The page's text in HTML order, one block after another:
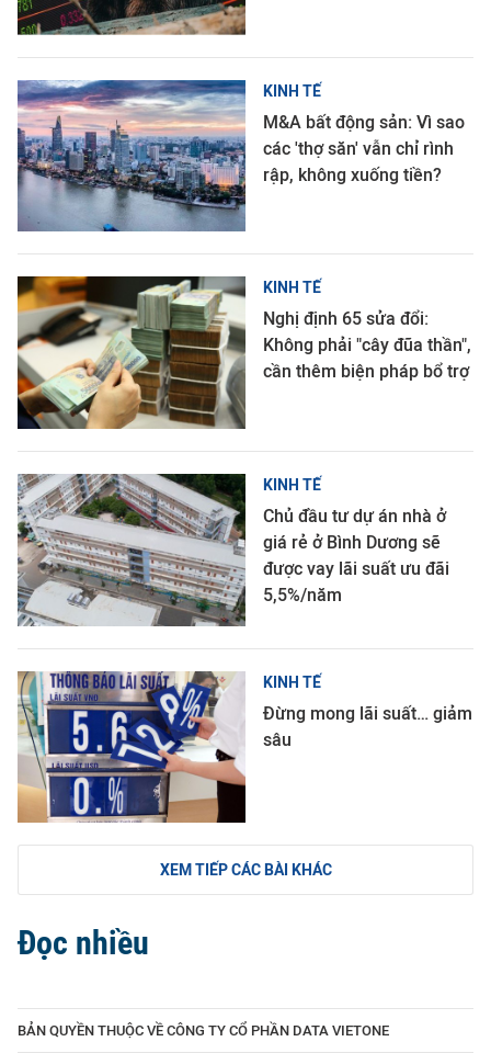
KINH TẾ
M&A bất động sản: Vì sao
các 'thợ săn' vẫn chỉ rình
rập, không xuống tiền?
KINH TẾ
Nghị định 65 sửa đổi:
Không phải "cây đũa thần",
cần thêm biện pháp bổ trợ
KINH TẾ
Chủ đầu tư dự án nhà ở
giá rẻ ở Bình Dương sẽ
được vay lãi suất ưu đãi
5,5%/năm
KINH TẾ
Đừng mong lãi suất… giảm
sâu
XEM TIẾP CÁC BÀI KHÁC
Đọc nhiều
BẢN QUYỀN THUỘC VỀ CÔNG TY CỔ PHẦN DATA VIETONE